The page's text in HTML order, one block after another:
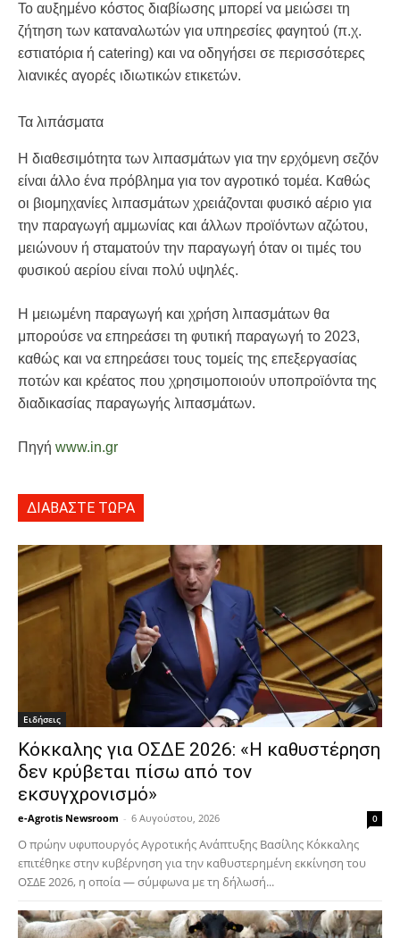
Το αυξημένο κόστος διαβίωσης μπορεί να μειώσει τη
ζήτηση των καταναλωτών για υπηρεσίες φαγητού (π.χ.
εστιατόρια ή catering) και να οδηγήσει σε περισσότερες
λιανικές αγορές ιδιωτικών ετικετών.
Τα λιπάσματα
Η διαθεσιμότητα των λιπασμάτων για την ερχόμενη σεζόν
είναι άλλο ένα πρόβλημα για τον αγροτικό τομέα. Καθώς
οι βιομηχανίες λιπασμάτων χρειάζονται φυσικό αέριο για
την παραγωγή αμμωνίας και άλλων προϊόντων αζώτου,
μειώνουν ή σταματούν την παραγωγή όταν οι τιμές του
φυσικού αερίου είναι πολύ υψηλές.
Η μειωμένη παραγωγή και χρήση λιπασμάτων θα
μπορούσε να επηρεάσει τη φυτική παραγωγή το 2023,
καθώς και να επηρεάσει τους τομείς της επεξεργασίας
ποτών και κρέατος που χρησιμοποιούν υποπροϊόντα της
διαδικασίας παραγωγής λιπασμάτων.
Πηγή www.in.gr
ΔΙΑΒΑΣΤΕ ΤΩΡΑ
Ειδήσεις
Κόκκαλης για ΟΣΔΕ 2026: «Η καθυστέρηση
δεν κρύβεται πίσω από τον
εκσυγχρονισμό»
e-Agrotis Newsroom - 6 Αυγούστου, 2026 0
Ο πρώην υφυπουργός Αγροτικής Ανάπτυξης Βασίλης Κόκκαλης
επιτέθηκε στην κυβέρνηση για την καθυστερημένη εκκίνηση του
ΟΣΔΕ 2026, η οποία — σύμφωνα με τη δήλωσή...